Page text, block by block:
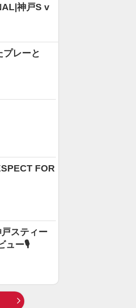
神戸S v
プレーと
FOR
スティー
ュー🎙️